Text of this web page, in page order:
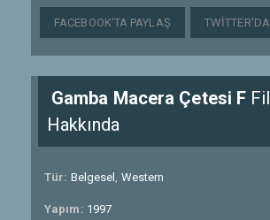
FACEBOOK'TA PAYLAŞ
Gamba Macera Çetesi F
Hakkında
Tür: Belgesel , Western
Yapım: 1997